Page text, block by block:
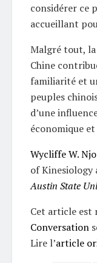
considérer ce
accueillant
Malgré tout, la
Chine
familiarité et
peuples
d’une
économique
Wycliffe W.
of Kinesiology
Austin State
Cet article est
Conversation
Lire l’article